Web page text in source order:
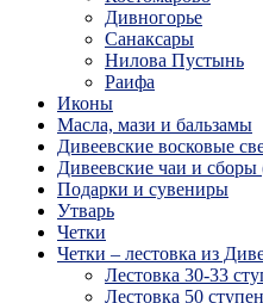
Дивногорье
Санаксары
Нилова Пустынь
Раифа
Иконы
Масла, мази и бальзамы
Дивеевские восковые
Дивеевские чаи и
Подарки и сувениры
Утварь
Четки
Четки – лестовка из
Лестовка 30-33
Лестовка 50